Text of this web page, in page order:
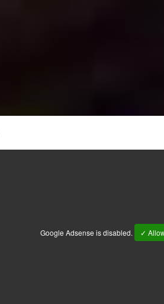
Google Adsense is disabled. ✓